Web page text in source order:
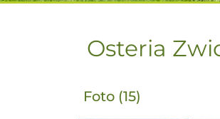
Osteria
Foto (15)